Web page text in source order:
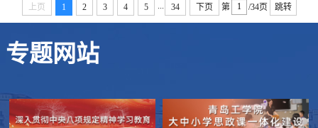
上页 1 2 3 4 5 ... 34 下页 第 /34页 跳转
专题网站